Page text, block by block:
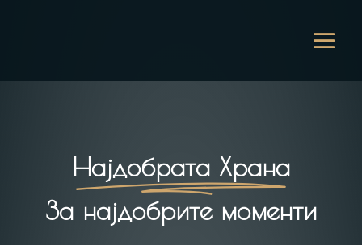
Најдобрата Храна
За најдобрите моменти